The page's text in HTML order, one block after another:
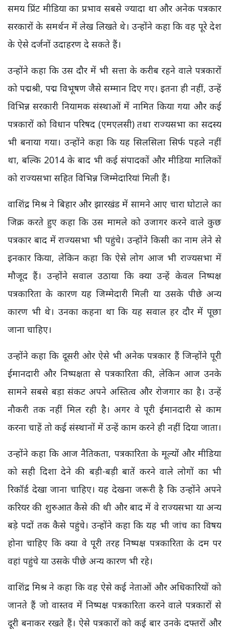
समय प्रिंट मीडिया का प्रभाव सबसे ज्यादा था और अनेक पत्रकार
सरकारों के समर्थन में लेख लिखते थे। उन्होंने कहा कि वह पूरे देश
के ऐसे दर्जनों उदाहरण दे सकते हैं।
उन्होंने कहा कि उस दौर में भी सत्ता के करीब रहने वाले पत्रकारों
को पद्मश्री, पद्म विभूषण जैसे सम्मान दिए गए। इतना ही नहीं, उन्हें
विभिन्न सरकारी नियामक संस्थाओं में नामित किया गया और कई
पत्रकारों को विधान परिषद (एमएलसी) तथा राज्यसभा का सदस्य
भी बनाया गया। उन्होंने कहा कि यह सिलसिला सिर्फ पहले नहीं
था, बल्कि 2014 के बाद भी कई संपादकों और मीडिया मालिकों
को राज्यसभा सहित विभिन्न जिम्मेदारियां मिली हैं।
वाशिंद्र मिश्र ने बिहार और झारखंड में सामने आए चारा घोटाले का
जिक्र करते हुए कहा कि उस मामले को उजागर करने वाले कुछ
पत्रकार बाद में राज्यसभा भी पहुंचे। उन्होंने किसी का नाम लेने से
इनकार किया, लेकिन कहा कि ऐसे लोग आज भी राज्यसभा में
मौजूद हैं। उन्होंने सवाल उठाया कि क्या उन्हें केवल निष्पक्ष
पत्रकारिता के कारण यह जिम्मेदारी मिली या उसके पीछे अन्य
कारण भी थे। उनका कहना था कि यह सवाल हर दौर में पूछा
जाना चाहिए।
उन्होंने कहा कि दूसरी ओर ऐसे भी अनेक पत्रकार हैं जिन्होंने पूरी
ईमानदारी और निष्पक्षता से पत्रकारिता की, लेकिन आज उनके
सामने सबसे बड़ा संकट अपने अस्तित्व और रोजगार का है। उन्हें
नौकरी तक नहीं मिल रही है। अगर वे पूरी ईमानदारी से काम
करना चाहें तो कई संस्थानों में उन्हें काम करने ही नहीं दिया जाता।
उन्होंने कहा कि आज नैतिकता, पत्रकारिता के मूल्यों और मीडिया
को सही दिशा देने की बड़ी-बड़ी बातें करने वाले लोगों का भी
रिकॉर्ड देखा जाना चाहिए। यह देखना जरूरी है कि उन्होंने अपने
करियर की शुरुआत कैसे की थी और बाद में वे राज्यसभा या अन्य
बड़े पदों तक कैसे पहुंचे। उन्होंने कहा कि यह भी जांच का विषय
होना चाहिए कि क्या वे पूरी तरह निष्पक्ष पत्रकारिता के दम पर
वहां पहुंचे या उसके पीछे अन्य कारण भी रहे।
वाशिंद्र मिश्र ने कहा कि वह ऐसे कई नेताओं और अधिकारियों को
जानते हैं जो वास्तव में निष्पक्ष पत्रकारिता करने वाले पत्रकारों से
दूरी बनाकर रखते हैं। ऐसे पत्रकारों को कई बार उनके दफ्तरों और